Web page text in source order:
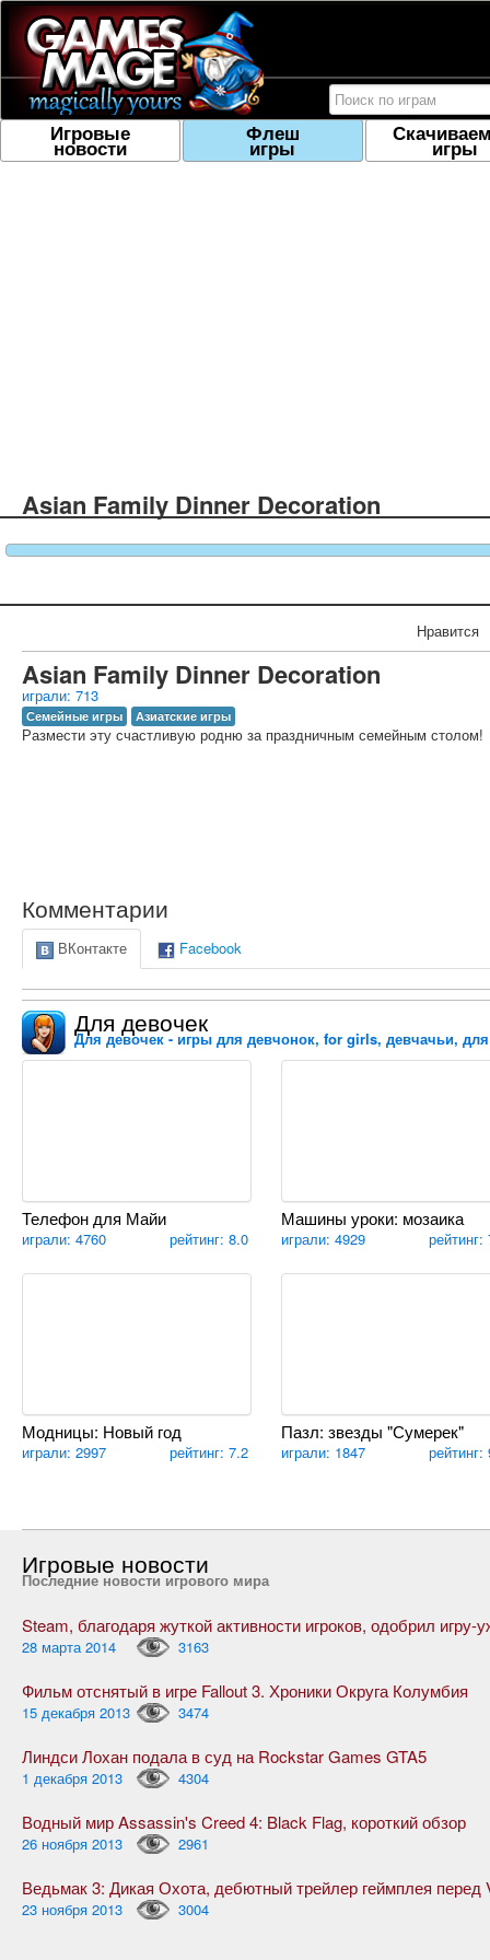
Игровые
новости
Флеш
игры игры
Asian Family Dinner Decoration
Нравится
Asian Family Dinner Decoration
играли: 713
Семейные игры Азиатские игры
Размести эту счастливую родню за праздничным семейным столом!
Комментарии
ВКонтакте Facebook
Для девочек
Для девочек - игры для девчонок, for girls, девчачьи,
Телефон для Майи
играли: 4760 рейтинг: 8.0
Машины уроки: мозаика
играли: 4929 рейтинг:
Модницы: Новый год
играли: 2997 рейтинг: 7.2
Пазл: звезды "Сумерек"
играли: 1847 рейтинг:
Игровые новости
Последние новости игрового мира
28 марта 2014 3163
Фильм отснятый в игре Fallout 3. Хроники Округа Колумбия
15 декабря 2013 3474
Линдси Лохан подала в суд на Rockstar Games GTA5
1 декабря 2013 4304
Водный мир Assassin's Creed 4: Black Flag, короткий обзор
26 ноября 2013 2961
23 ноября 2013 3004